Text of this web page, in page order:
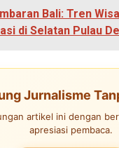
Bali: Tren
di Selatan Pulau
Jurnalisme
artikel ini dengan
apresiasi pembaca.